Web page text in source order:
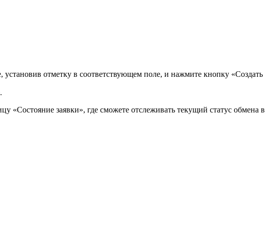
установив отметку в соответствующем поле, и нажмите кнопку «Создать
«Состояние заявки», где сможете отслеживать текущий статус обмена в